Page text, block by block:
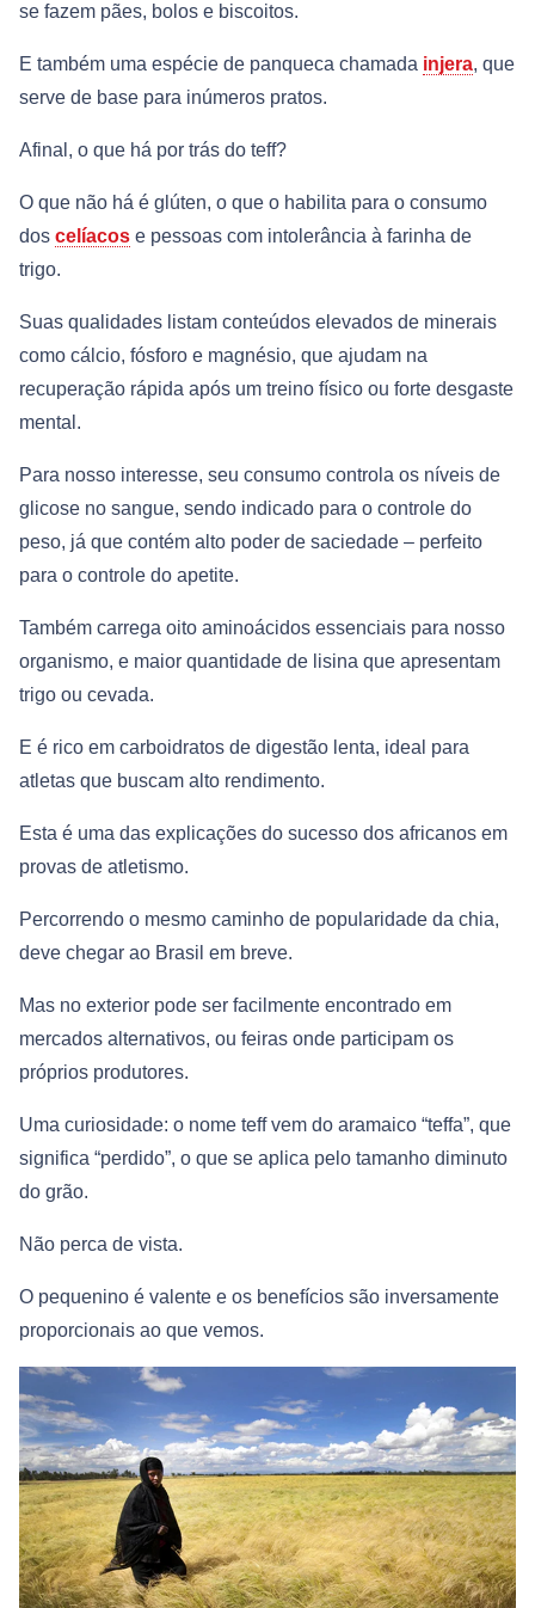
se fazem pães, bolos e biscoitos.
E também uma espécie de panqueca chamada injera, que
serve de base para inúmeros pratos.
Afinal, o que há por trás do teff?
O que não há é glúten, o que o habilita para o consumo
dos celíacos e pessoas com intolerância à farinha de
trigo.
Suas qualidades listam conteúdos elevados de minerais
como cálcio, fósforo e magnésio, que ajudam na
recuperação rápida após um treino físico ou forte desgaste
mental.
Para nosso interesse, seu consumo controla os níveis de
glicose no sangue, sendo indicado para o controle do
peso, já que contém alto poder de saciedade – perfeito
para o controle do apetite.
Também carrega oito aminoácidos essenciais para nosso
organismo, e maior quantidade de lisina que apresentam
trigo ou cevada.
E é rico em carboidratos de digestão lenta, ideal para
atletas que buscam alto rendimento.
Esta é uma das explicações do sucesso dos africanos em
provas de atletismo.
Percorrendo o mesmo caminho de popularidade da chia,
deve chegar ao Brasil em breve.
Mas no exterior pode ser facilmente encontrado em
mercados alternativos, ou feiras onde participam os
próprios produtores.
Uma curiosidade: o nome teff vem do aramaico “teffa”, que
significa “perdido”, o que se aplica pelo tamanho diminuto
do grão.
Não perca de vista.
O pequenino é valente e os benefícios são inversamente
proporcionais ao que vemos.